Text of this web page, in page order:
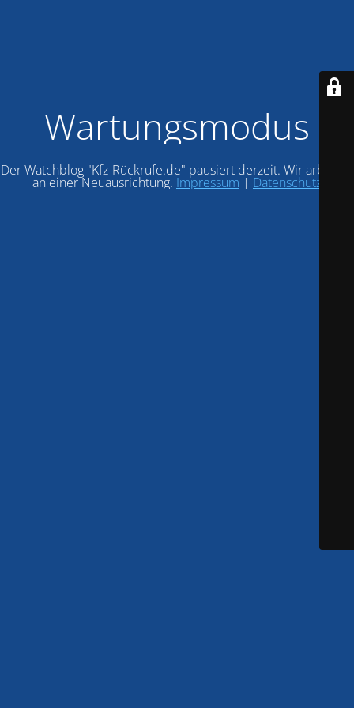
Wartungsmodus
Der Watchblog "Kfz-Rückrufe.de" pausiert derzeit. Wir arbeiten
an einer Neuausrichtung. Impressum | Datenschutz